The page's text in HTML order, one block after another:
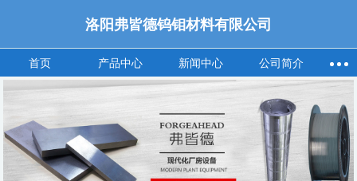
洛阳弗皆德钨钼材料有限公司
首页 产品中心 新闻中心 公司简介